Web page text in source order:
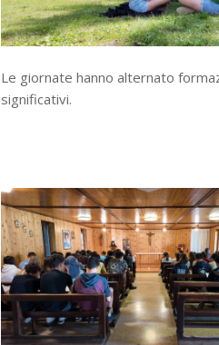
Le giornate hanno alternato
significativi.